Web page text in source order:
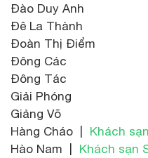
Đào Duy Anh
Đê La Thành
Đoàn Thị Điểm
Đông Các
Đông Tác
Giải Phóng
Giảng Võ
Hàng Cháo | Khách
Hào Nam | Khách sạn